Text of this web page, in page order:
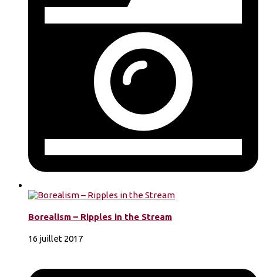
Borealism – Ripples in the Stream
16 juillet 2017